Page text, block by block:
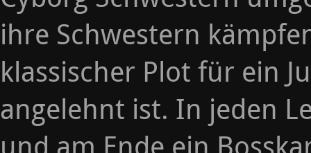
ihre Schwestern
klassischer Plot für ein
angelehnt ist. In jeden